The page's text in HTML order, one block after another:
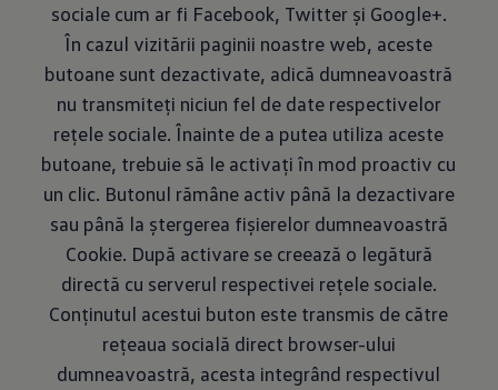
sociale cum ar fi Facebook, Twitter și Google+.
În cazul vizitării paginii noastre web, aceste
butoane sunt dezactivate, adică dumneavoastră
nu transmiteți niciun fel de date respectivelor
rețele sociale. Înainte de a putea utiliza aceste
butoane, trebuie să le activați în mod proactiv cu
un clic. Butonul rămâne activ până la dezactivare
sau până la ștergerea fișierelor dumneavoastră
Cookie. După activare se creează o legătură
directă cu serverul respectivei rețele sociale.
Conținutul acestui buton este transmis de către
rețeaua socială direct browser-ului
dumneavoastră, acesta integrând respectivul